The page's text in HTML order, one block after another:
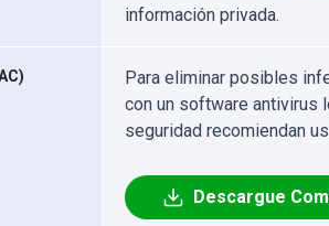
información privada.
Para eliminar posibles
con un software antivirus
seguridad recomiendan
Descargue